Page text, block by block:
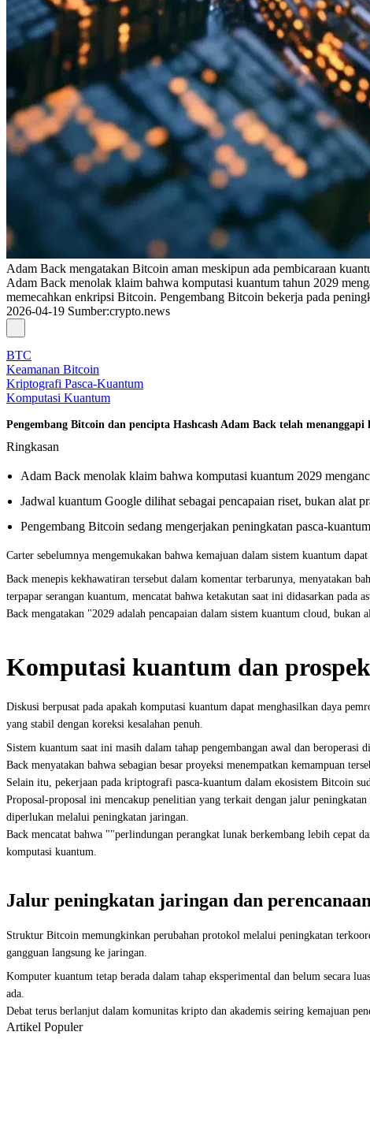
Adam Back mengatakan Bitcoin aman meskipun ada pembicaraan
Adam Back menolak klaim bahwa komputasi kuantum tahun 2029
memecahkan enkripsi Bitcoin. Pengembang Bitcoin bekerja pada
2026-04-19 Sumber:crypto.news
BTC
Keamanan Bitcoin
Kriptografi Pasca-Kuantum
Komputasi Kuantum
Pengembang Bitcoin dan pencipta Hashcash Adam Back telah
Ringkasan
Adam Back menolak klaim bahwa komputasi kuantum 2029
Jadwal kuantum Google dilihat sebagai pencapaian riset, bukan alat
Pengembang Bitcoin sedang mengerjakan peningkatan pasca-
Carter sebelumnya mengemukakan bahwa kemajuan dalam sistem kuantum
Back menepis kekhawatiran tersebut dalam komentar terbarunya, menyatakan
terpapar serangan kuantum, mencatat bahwa ketakutan saat ini didasarkan pada
Back mengatakan "2029 adalah pencapaian dalam sistem kuantum cloud,
Komputasi kuantum dan
Diskusi berpusat pada apakah komputasi kuantum dapat menghasilkan daya
yang stabil dengan koreksi kesalahan penuh.
Sistem kuantum saat ini masih dalam tahap pengembangan awal dan
Back menyatakan bahwa sebagian besar proyeksi menempatkan kemampuan
Selain itu, pekerjaan pada kriptografi pasca-kuantum dalam ekosistem Bitcoin
Proposal-proposal ini mencakup penelitian yang terkait dengan jalur
diperlukan melalui peningkatan jaringan.
Back mencatat bahwa ""perlindungan perangkat lunak berkembang lebih cepat
komputasi kuantum.
Jalur peningkatan jaringan dan
Struktur Bitcoin memungkinkan perubahan protokol melalui peningkatan
gangguan langsung ke jaringan.
Komputer kuantum tetap berada dalam tahap eksperimental dan belum secara
ada.
Debat terus berlanjut dalam komunitas kripto dan akademis seiring kemajuan
Artikel Populer